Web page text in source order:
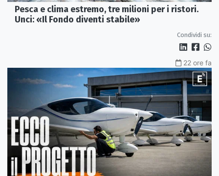
Pesca e clima estremo, tre milioni per i ristori.
Unci: «Il Fondo diventi stabile»
Condividi su:
22 ore fa